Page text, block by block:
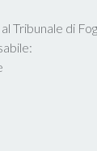
Tribunale di